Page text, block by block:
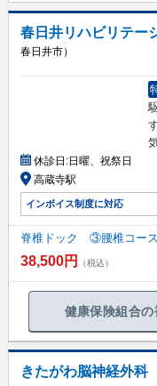
春日井リハビリテー
春日井市）
休診日:日曜、祝祭日
高蔵寺駅
インボイス制度に対応
脊椎ドック ③腰椎コー
38,500円 （税込）
健康保険組合
きたがわ脳神経外科